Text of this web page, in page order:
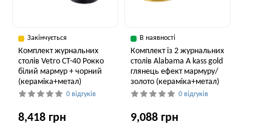
Закінчується
Комплект журнальних
столів Vetro CT-40 Рокко
білий мармур + чорний
(кераміка+метал)
0 відгуків
8,418 грн
В наявності
Комплект із 2 журнальних
столів Alabama A kass gold
глянець ефект мармуру/
золото (кераміка+метал)
0 відгуків
9,088 грн